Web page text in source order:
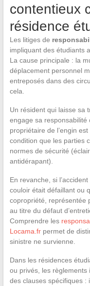
contentieux
résidence
Les litiges de
impliquant des étudiants
La cause principale : la
déplacement personnel
entreposés dans des
cela.
Un résident qui laisse sa
engage sa responsabilité
propriétaire de l’engin
condition que les parties
normes de sécurité
antidérapant).
En revanche, si
couloir était défaillant ou
copropriété, représentée
au titre du défaut
Comprendre les
Locama.frpermet de
sinistre ne survienne.
Dans les résidences
ou privés, les
des clauses spécifiques :